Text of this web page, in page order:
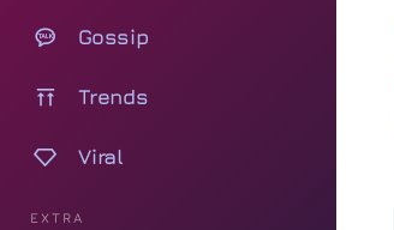
Gossip
Trends
Viral
EXTRA